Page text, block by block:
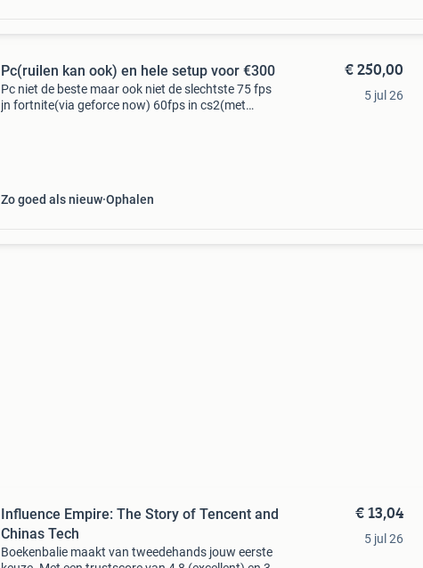
Pc(ruilen kan ook) en hele setup voor €300
Pc niet de beste maar ook niet de slechtste 75 fps
jn fortnite(via geforce now) 60fps in cs2(met
Zo goed als nieuw Ophalen
€ 250,00
5 jul 26
Influence Empire: The Story of Tencent and
Chinas Tech
Boekenbalie maakt van tweedehands jouw eerste
€ 13,04
5 jul 26